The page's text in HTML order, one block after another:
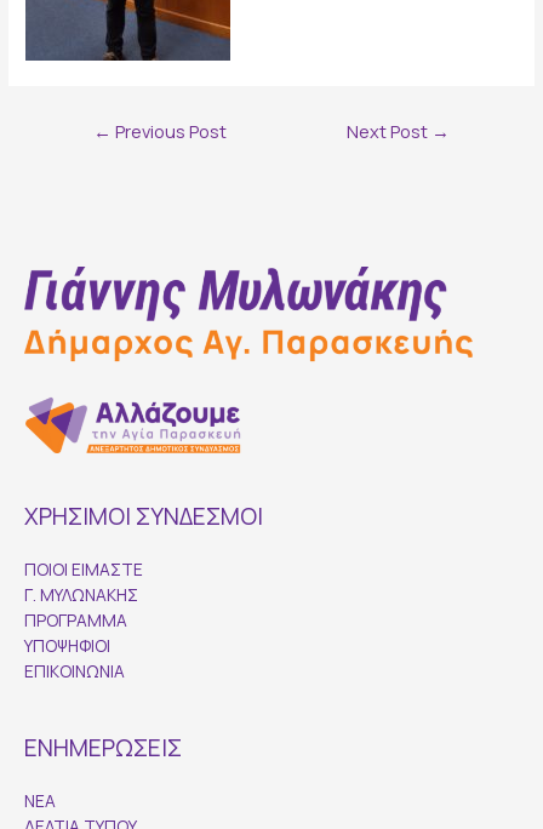
← Previous Post Next Post →
ΧΡΗΣΙΜΟΙ ΣΥΝΔΕΣΜΟΙ
ΠΟΙΟΙ ΕΙΜΑΣΤΕ
Γ. ΜΥΛΩΝΑΚΗΣ
ΠΡΟΓΡΑΜΜΑ
ΥΠΟΨΗΦΙΟΙ
ΕΠΙΚΟΙΝΩΝΙΑ
ΕΝΗΜΕΡΩΣΕΙΣ
ΝΕΑ